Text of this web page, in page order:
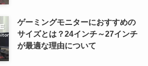
ゲーミングモニターにおすすめの
サイズとは？24インチ～27インチ
が最適な理由について